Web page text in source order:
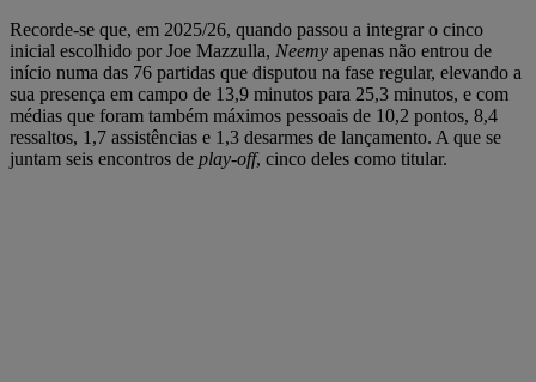
Recorde-se que, em 2025/26, quando passou a integrar o cinco
inicial escolhido por Joe Mazzulla, Neemy apenas não entrou de
início numa das 76 partidas que disputou na fase regular, elevando a
sua presença em campo de 13,9 minutos para 25,3 minutos, e com
médias que foram também máximos pessoais de 10,2 pontos, 8,4
ressaltos, 1,7 assistências e 1,3 desarmes de lançamento. A que se
juntam seis encontros de play-off, cinco deles como titular.